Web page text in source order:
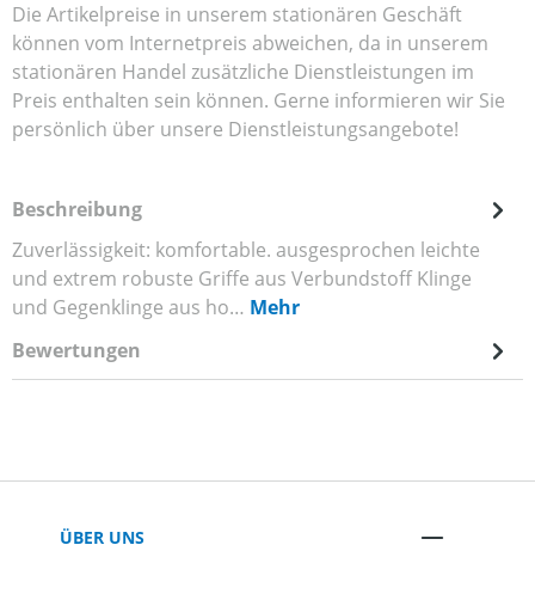
Die Artikelpreise in unserem stationären Geschäft
können vom Internetpreis abweichen, da in unserem
stationären Handel zusätzliche Dienstleistungen im
Preis enthalten sein können. Gerne informieren wir Sie
persönlich über unsere Dienstleistungsangebote!
Beschreibung
Zuverlässigkeit: komfortable. ausgesprochen leichte
und extrem robuste Griffe aus Verbundstoff Klinge
und Gegenklinge aus ho… Mehr
Bewertungen
ÜBER UNS